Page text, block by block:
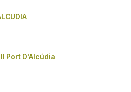
Port D'Alcúdia